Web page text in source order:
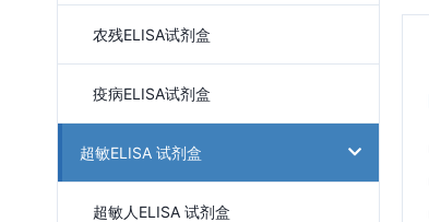
农残ELISA试剂盒
疫病ELISA试剂盒
超敏ELISA 试剂盒
超敏人ELISA 试剂盒